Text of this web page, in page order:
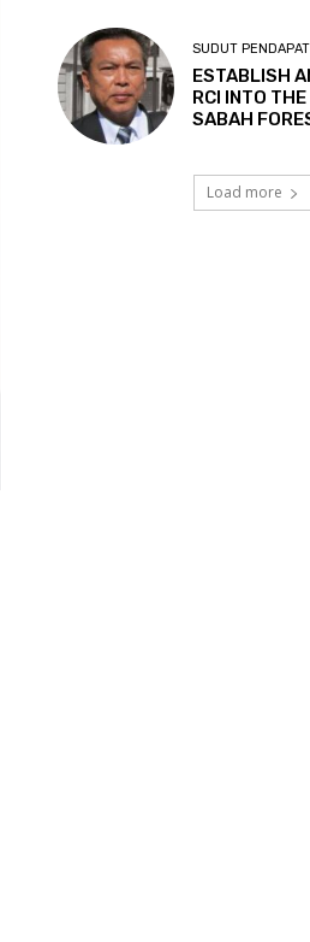
SUDUT PENDAPAT
ESTABLISH
RCI INTO
SABAH
Load more